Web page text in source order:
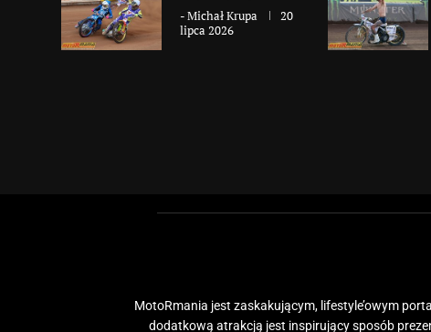
-Michał Krupa
20
lipca 2026
MotoRmania jest zaskakującym, lifestyle’owym
dodatkową atrakcją jest inspirujący sposób